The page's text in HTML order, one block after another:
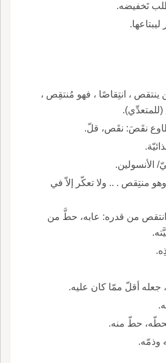
تَخفيضه.
انتقصَ / انتقصَ من ينتقص ، انتِقاصًا ، فهو مُنتقِص ،
فما صفا البحر إلاّ وهو منتِقص . .. ولا تعكّر إلاّ في
انتقص قدرَ فلان/ انتقص من قدره: عابه، حطَّ من